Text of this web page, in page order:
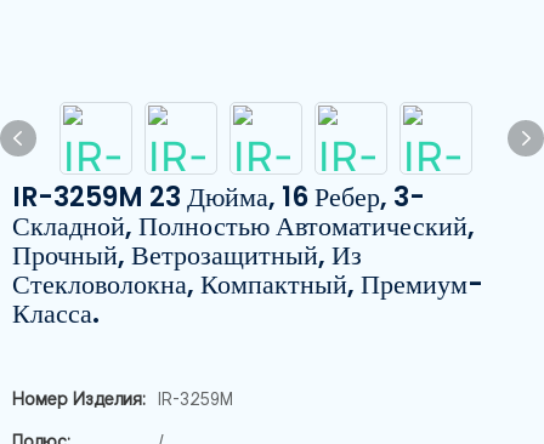
IR-3259M 23 Дюйма, 16 Ребер, 3-
Складной, Полностью Автоматический,
Прочный, Ветрозащитный, Из
Стекловолокна, Компактный, Премиум-
Класса.
Номер Изделия: IR-3259M